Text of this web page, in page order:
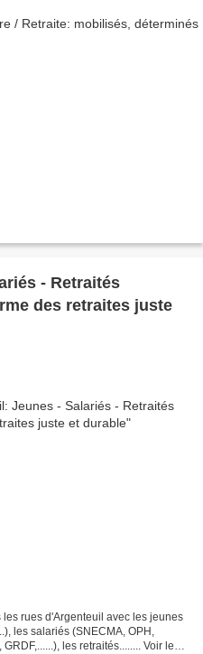
- Retraités
des retraites juste
rues d'Argenteuil avec les jeunes
les salariés (SNECMA, OPH,
les retraités........ Voir le